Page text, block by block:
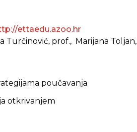
ettaedu.azoo.hr
Turčinović, prof., Marijana Toljan,
poučavanja
otkrivanjem